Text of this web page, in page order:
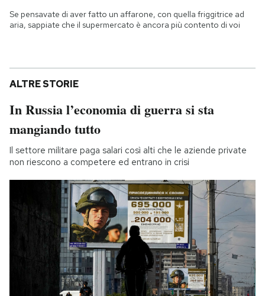
Se pensavate di aver fatto un affarone, con quella friggitrice ad
aria, sappiate che il supermercato è ancora più contento di voi
ALTRE STORIE
In Russia l’economia di guerra si sta
mangiando tutto
Il settore militare paga salari così alti che le aziende private
non riescono a competere ed entrano in crisi